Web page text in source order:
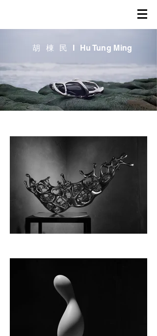
Hu Tung Ming - 胡 棟 民
胡棟民I Hu Tung Ming